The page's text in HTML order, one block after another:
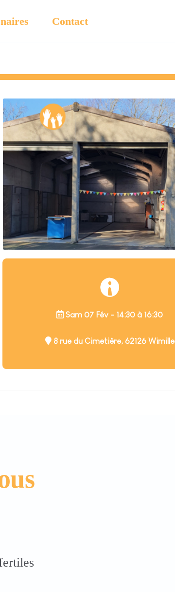
Contact
Sam 07 Fév - 14:30 à 16:30
8 rue du Cimetière, 62126 Wimille